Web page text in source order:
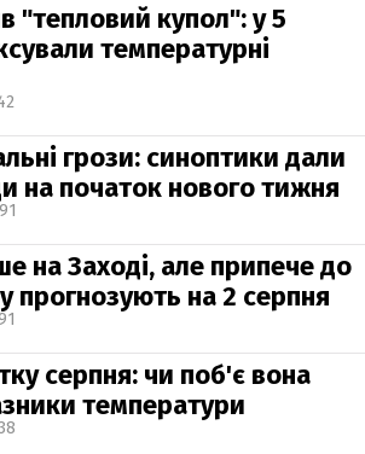
"тепловий купол": у 5
температурні
грози: синоптики дали
на початок нового тижня
на Заході, але припече до
прогнозують на 2 серпня
серпня: чи поб'є вона
температури